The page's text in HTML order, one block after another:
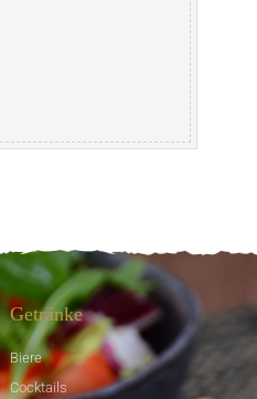
Getränke
Biere
Cocktails